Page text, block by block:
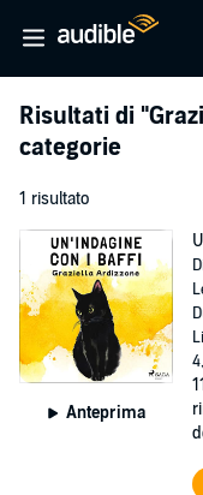
Risultati di
categorie
1 risultato
Anteprima